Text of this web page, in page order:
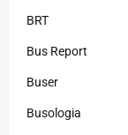
BRT
Bus Report
Buser
Busologia